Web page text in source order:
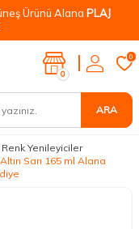
Ürünü Alana PLAJ
ARA
0
0
Yenileyiciler
Sarı 165 ml Alana